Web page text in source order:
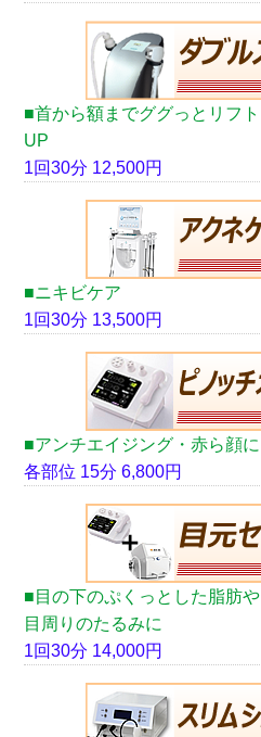
■首から額までググっとリフト
UP
1回30分 12,500円
■ニキビケア
1回30分 13,500円
■アンチエイジング・赤ら顔に
各部位 15分 6,800円
■目の下のぷくっとした脂肪や
目周りのたるみに
1回30分 14,000円